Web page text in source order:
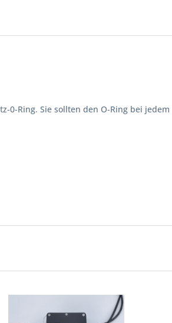
0-Ring. Sie sollten den O-Ring bei